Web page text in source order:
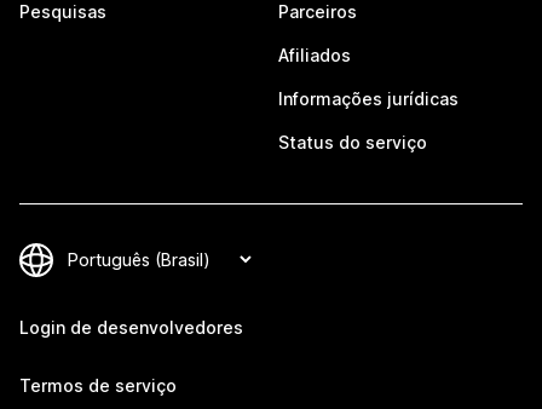
Pesquisas Parceiros
Afiliados
Informações jurídicas
Status do serviço
Login de desenvolvedores
Termos de serviço